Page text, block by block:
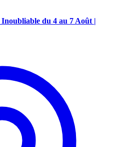
du 4 au 7 Août |